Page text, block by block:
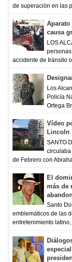
de superación en las
causa
LOS
accidente de tránsito
Los
Policía
Ortega
Vídeo
Lincoln
SANTO
circulaba
de Febrero con
El
más de
Santo
emblemáticos de las
entretenimiento latino,